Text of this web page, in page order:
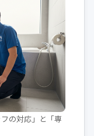
の対応」と「専